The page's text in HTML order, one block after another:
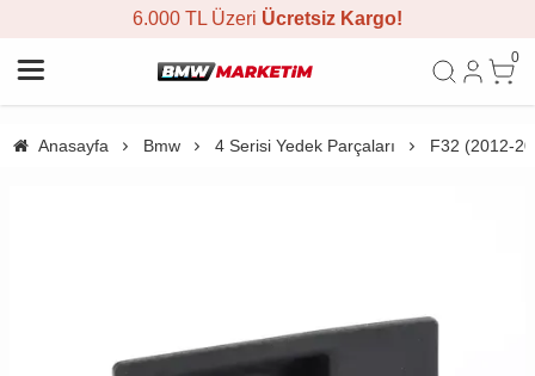
6.000 TL Üzeri Ücretsiz Kargo!
0
Anasayfa Bmw 4 Serisi Yedek Parçaları F32 (2012-